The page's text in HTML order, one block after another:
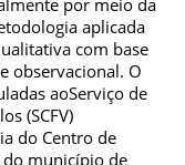
aplicada
com base
observacional. O
aoServiço de
(SCFV)
do Centro de
do município de